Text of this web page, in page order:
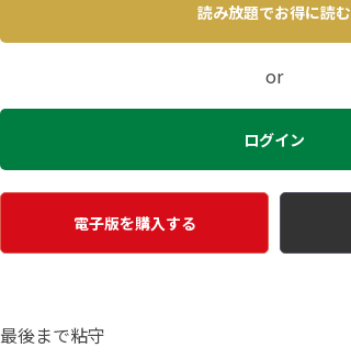
読み放題でお得に読む
or
ログイン
電子版を購入する
最後まで粘守